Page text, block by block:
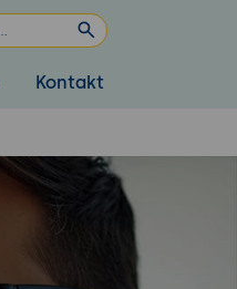
Kontakt